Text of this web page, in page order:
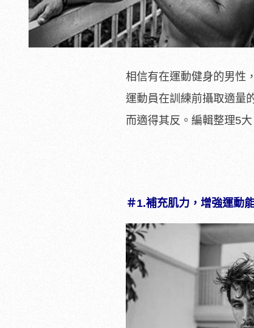
相信有在運動健身的男性
運動員在訓練前攝取適量
而適得其反。編輯整理5
＃1.補充肌力，增強運動